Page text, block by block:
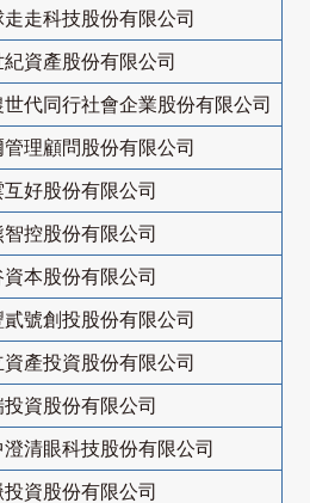
走走科技股份有限公司
紀資產股份有限公司
世代同行社會企業股份有限公司
管理顧問股份有限公司
互好股份有限公司
智控股份有限公司
資本股份有限公司
貳號創投股份有限公司
資產投資股份有限公司
投資股份有限公司
澄清眼科技股份有限公司
投資股份有限公司